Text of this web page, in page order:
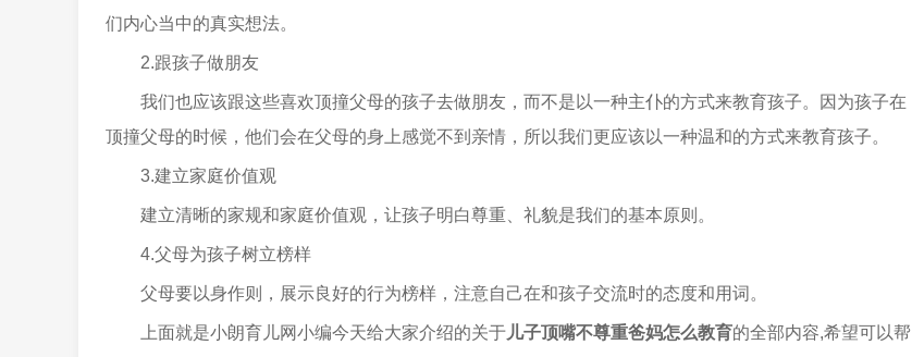
们内心当中的真实想法。
2.跟孩子做朋友
我们也应该跟这些喜欢顶撞父母的孩子去做朋友，而不是以一种主仆的方式来教育孩子。因为孩子在
顶撞父母的时候，他们会在父母的身上感觉不到亲情，所以我们更应该以一种温和的方式来教育孩子。
3.建立家庭价值观
建立清晰的家规和家庭价值观，让孩子明白尊重、礼貌是我们的基本原则。
4.父母为孩子树立榜样
父母要以身作则，展示良好的行为榜样，注意自己在和孩子交流时的态度和用词。
上面就是小朗育儿网小编今天给大家介绍的关于儿子顶嘴不尊重爸妈怎么教育的全部内容,希望可以帮